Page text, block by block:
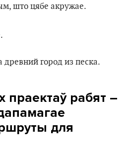
што цябе акружае.
праектаў рабят –
для